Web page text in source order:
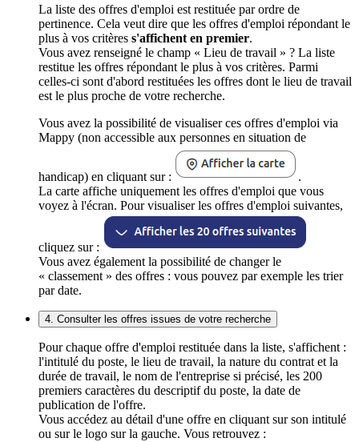
La liste des offres d'emploi est restituée par ordre de
pertinence. Cela veut dire que les offres d'emploi répondant le
plus à vos critères s'affichent en premier.
Vous avez renseigné le champ « Lieu de travail » ? La liste
restitue les offres répondant le plus à vos critères. Parmi
celles-ci sont d'abord restituées les offres dont le lieu de travail
est le plus proche de votre recherche.
Vous avez la possibilité de visualiser ces offres d'emploi via
Mappy (non accessible aux personnes en situation de
handicap) en cliquant sur :
.
La carte affiche uniquement les offres d'emploi que vous
voyez à l'écran. Pour visualiser les offres d'emploi suivantes,
cliquez sur :
Vous avez également la possibilité de changer le
« classement » des offres : vous pouvez par exemple les trier
par date.
4. Consulter les offres issues de votre recherche
Pour chaque offre d'emploi restituée dans la liste, s'affichent :
l'intitulé du poste, le lieu de travail, la nature du contrat et la
durée de travail, le nom de l'entreprise si précisé, les 200
premiers caractères du descriptif du poste, la date de
publication de l'offre.
Vous accédez au détail d'une offre en cliquant sur son intitulé
ou sur le logo sur la gauche. Vous retrouvez :